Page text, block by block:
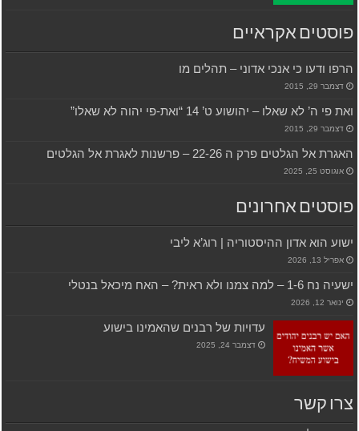
פוסטים אקראיים
הרפו ודעו כי אנכי אדוני – תהלים מו
דצמבר 29, 2015
ואת פי ה’ לא שאלו – יהושוע ט’ 14 “ואת-פי יהוה לא שאלו”
דצמבר 29, 2015
האגרת אל הגלטים פרק ה 22-26 – פרשנות לאגרת אל הגלטים
אוגוסט 25, 2025
פוסטים אחרונים
ישוע הוא אדון ההיסטוריה | רוג’א ליבי
אפריל 13, 2026
ישעיה נח 1-6 – למה צמנו ולא ראית? – האח מיכאל בנטלי
ינואר 12, 2026
עדויות של רבנים שהאמינו בישוע
דצמבר 24, 2025
צרו קשר